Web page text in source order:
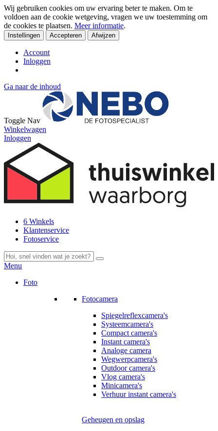
Wij gebruiken cookies om uw ervaring beter te maken. Om te
voldoen aan de cookie wetgeving, vragen we uw toestemming om
de cookies te plaatsen. Meer informatie.
Instellingen Accepteren Afwijzen
Account
Inloggen
Ga naar de inhoud
Toggle Nav
Winkelwagen
Inloggen
6 Winkels
Klantenservice
Fotoservice
Menu
Foto
Fotocamera
Spiegelreflexcamera's
Systeemcamera's
Compact camera's
Instant camera's
Analoge camera
Wegwerpcamera's
Outdoor camera's
Vlog camera's
Minicamera's
Verhuur instant camera's
Geheugen en opslag